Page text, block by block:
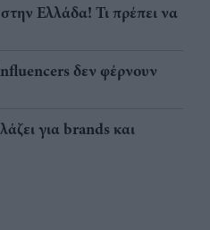
Ελλάδα! Τι πρέπει να
δεν φέρνουν
για brands και